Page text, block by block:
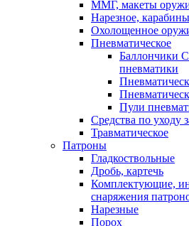
ММГ, макеты
Нарезное, карабины
Охолощенное
Пневматическое
Баллончики
пневматики
Пули
Средства по уходу
Травматическое
Патроны
Гладкоствольные
Дробь, картечь
Комплектующие,
снаряжения
Нарезные
Порох